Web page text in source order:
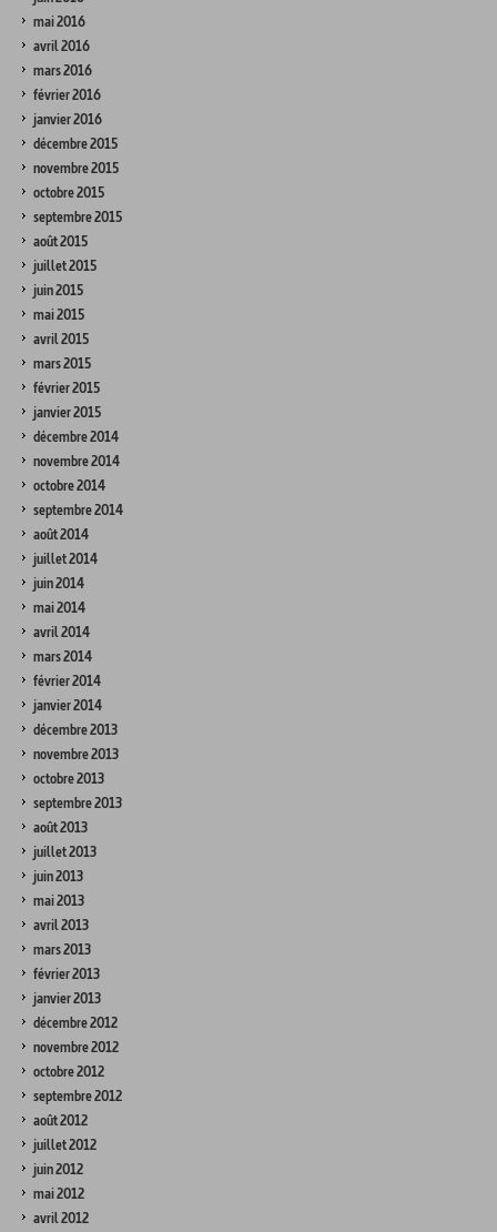
mai 2016
avril 2016
mars 2016
février 2016
janvier 2016
décembre 2015
novembre 2015
octobre 2015
septembre 2015
août 2015
juillet 2015
juin 2015
mai 2015
avril 2015
mars 2015
février 2015
janvier 2015
décembre 2014
novembre 2014
octobre 2014
septembre 2014
août 2014
juillet 2014
juin 2014
mai 2014
avril 2014
mars 2014
février 2014
janvier 2014
décembre 2013
novembre 2013
octobre 2013
septembre 2013
août 2013
juillet 2013
juin 2013
mai 2013
avril 2013
mars 2013
février 2013
janvier 2013
décembre 2012
novembre 2012
octobre 2012
septembre 2012
août 2012
juillet 2012
juin 2012
mai 2012
avril 2012